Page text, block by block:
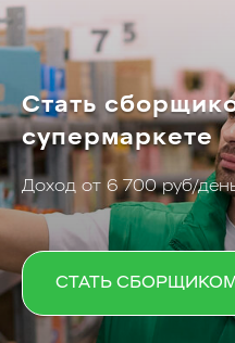
Стать
супермаркете
Доход от 6 700 руб/
СТАТЬ СБОРЩИКОМ